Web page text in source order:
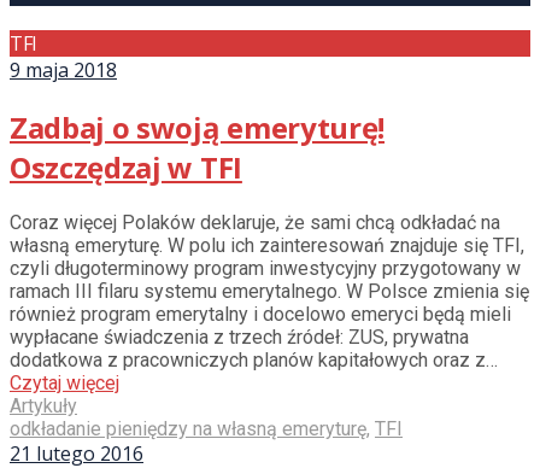
TFI
9 maja 2018
Zadbaj o swoją emeryturę!
Oszczędzaj w TFI
Coraz więcej Polaków deklaruje, że sami chcą odkładać na
własną emeryturę. W polu ich zainteresowań znajduje się TFI,
czyli długoterminowy program inwestycyjny przygotowany w
ramach III filaru systemu emerytalnego. W Polsce zmienia się
również program emerytalny i docelowo emeryci będą mieli
wypłacane świadczenia z trzech źródeł: ZUS, prywatna
dodatkowa z pracowniczych planów kapitałowych oraz z…
Czytaj więcej
Artykuły
odkładanie pieniędzy na własną emeryturę, TFI
21 lutego 2016